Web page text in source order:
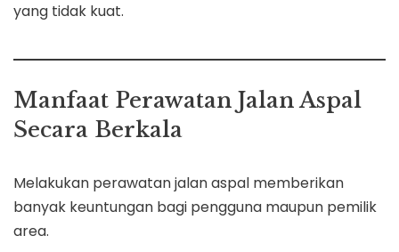
yang tidak kuat.
Manfaat Perawatan Jalan Aspal
Secara Berkala
Melakukan perawatan jalan aspal memberikan
banyak keuntungan bagi pengguna maupun pemilik
area.